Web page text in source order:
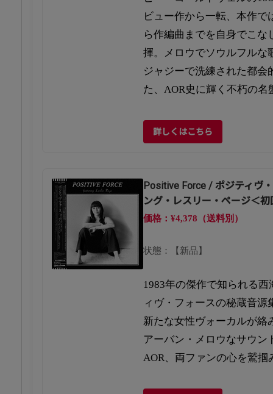
ビュー作から一転、本作で
ら作編曲までを自身でこな
揮。メロウでソウルフルな
ジャジーで洗練された都会
た、AOR史に輝く不朽の名
詳しくはこちら
Positive Force / ポジティヴ
ング・レスリー・ページ＜
価格：¥4,378（送料別）
状態：【新品】
1983年の傑作で知られる
ィヴ・フォースの秘蔵音
新たな女性ヴォーカルが絡
アーバン・メロウなサウン
AOR、両ファンの心を鷲